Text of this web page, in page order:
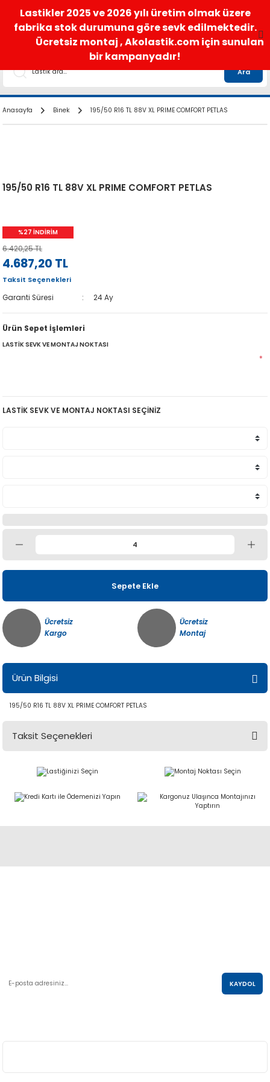
satis@akolastik.com 0 850 285 63 85
Ara
Anasayfa Binek 195/50 R16 TL 88V XL PRIME COMFORT PETLAS
195/50 R16 TL 88V XL PRIME COMFORT PETLAS
%27 İNDİRİM
6.420,25 TL
4.687,20 TL
Taksit Seçenekleri
Garanti Süresi
24 Ay
Ürün Sepet İşlemleri
LASTİK SEVK VE MONTAJ NOKTASI
*
LASTİK SEVK VE MONTAJ NOKTASI SEÇİNİZ
Sepete Ekle
Ücretsiz
Kargo
Ücretsiz
Montaj
Ürün Bilgisi
195/50 R16 TL 88V XL PRIME COMFORT PETLAS
Taksit Seçenekleri
KAYDOL
Lastikler 2025 ve 2026 yılı üretim olmak üzere
fabrika stok durumuna göre sevk edilmektedir.
Ücretsiz montaj , Akolastik.com için sunulan
bir kampanyadır!